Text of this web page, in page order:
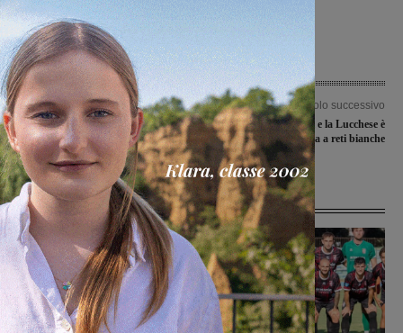
Articolo precedente
Campionato juniores nazionali, una
vittoria e una sconfitta per le squadre
valdarnesi
Articolo successivo
Fra il Montevarchi e la Lucchese è
finita a reti bianche
Articoli correlati